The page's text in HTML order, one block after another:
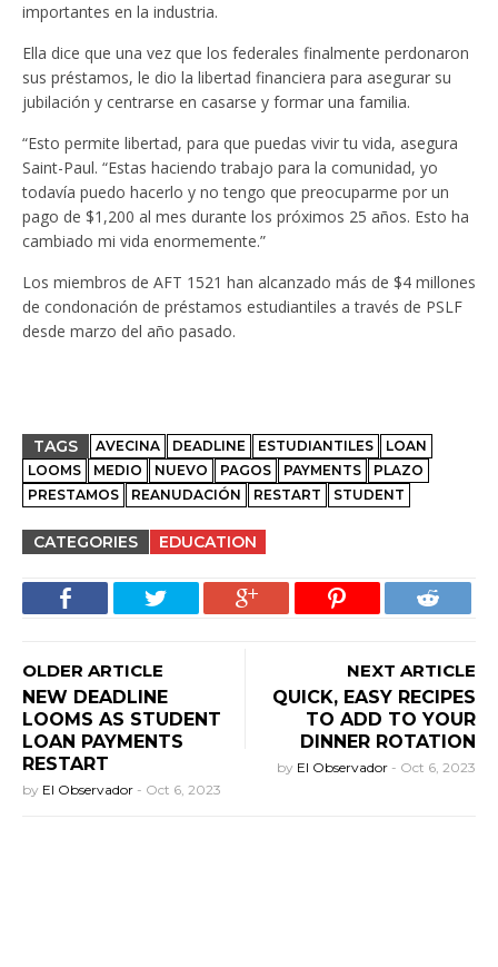
importantes en la industria.
Ella dice que una vez que los federales finalmente perdonaron
sus préstamos, le dio la libertad financiera para asegurar su
jubilación y centrarse en casarse y formar una familia.
“Esto permite libertad, para que puedas vivir tu vida, asegura
Saint-Paul. “Estas haciendo trabajo para la comunidad, yo
todavía puedo hacerlo y no tengo que preocuparme por un
pago de $1,200 al mes durante los próximos 25 años. Esto ha
cambiado mi vida enormemente.”
Los miembros de AFT 1521 han alcanzado más de $4 millones
de condonación de préstamos estudiantiles a través de PSLF
desde marzo del año pasado.
TAGS AVECINA DEADLINE ESTUDIANTILES
LOAN
LOOMS
MEDIO NUEVO PAGOS PAYMENTS
PLAZO
PRESTAMOS
REANUDACIÓN RESTART STUDENT
CATEGORIES EDUCATION
OLDER ARTICLE
NEW DEADLINE
LOOMS AS STUDENT
LOAN PAYMENTS
RESTART
by El Observador - Oct 6, 2023
NEXT ARTICLE
QUICK, EASY RECIPES
TO ADD TO YOUR
DINNER ROTATION
by El Observador - Oct 6, 2023